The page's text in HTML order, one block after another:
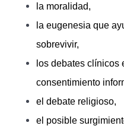
la moralidad,
la eugenesia que
sobrevivir,
los debates clínicos
consentimiento
el debate religioso,
el posible